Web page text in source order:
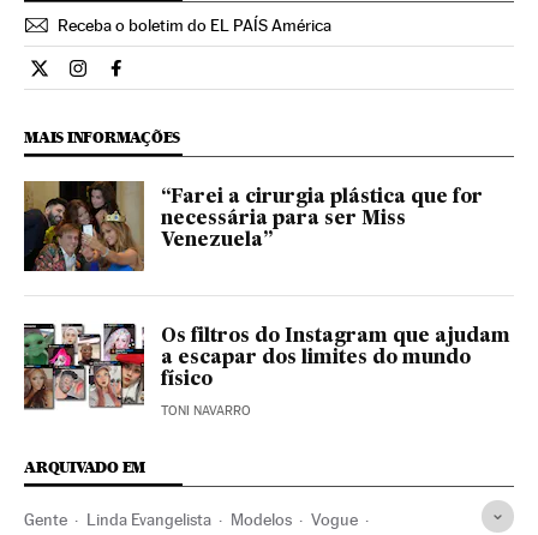
Receba o boletim do EL PAÍS América
Estilo El País Brasil en Twitter
Estilo El País Brasil en Instagram
Estilo El País Brasil en Facebook
MAIS INFORMAÇÕES
“Farei a cirurgia plástica que for
necessária para ser Miss
Venezuela”
Os filtros do Instagram que ajudam
a escapar dos limites do mundo
físico
TONI NAVARRO
ARQUIVADO EM
Gente Linda Evangelista Modelos Vogue